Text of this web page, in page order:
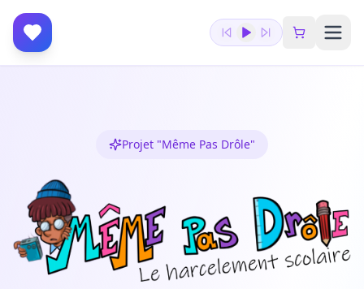
Projet "Même Pas Drôle"